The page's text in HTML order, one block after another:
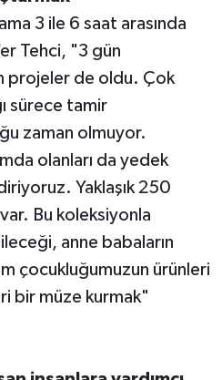
3 ile 6 saat arasında
Tehci, "3 gün
projeler de oldu. Çok
sürece tamir
zaman olmuyor.
olanları da yedek
Yaklaşık 250
Bu koleksiyonla
anne babaların
çocukluğumuzun ürünleri
bir müze kurmak"